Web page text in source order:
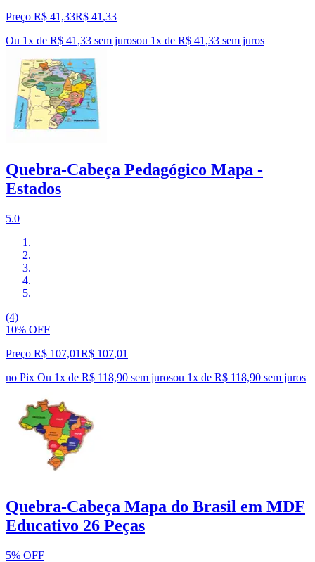
Preço R$ 41,33R$ 41 ,33
Ou 1x de R$ 41,33 sem jurosou 1x de R$ 41,33 sem juros
Quebra-Cabeça Pedagógico Mapa -
Estados
5.0
(4)
10% OFF
Preço R$ 107,01R$ 107,01
no Pix Ou 1x de R$ 118,90 sem jurosou 1x de R$ 118,90 sem juros
Quebra-Cabeça Mapa do Brasil em MDF
Educativo 26 Peças
5% OFF